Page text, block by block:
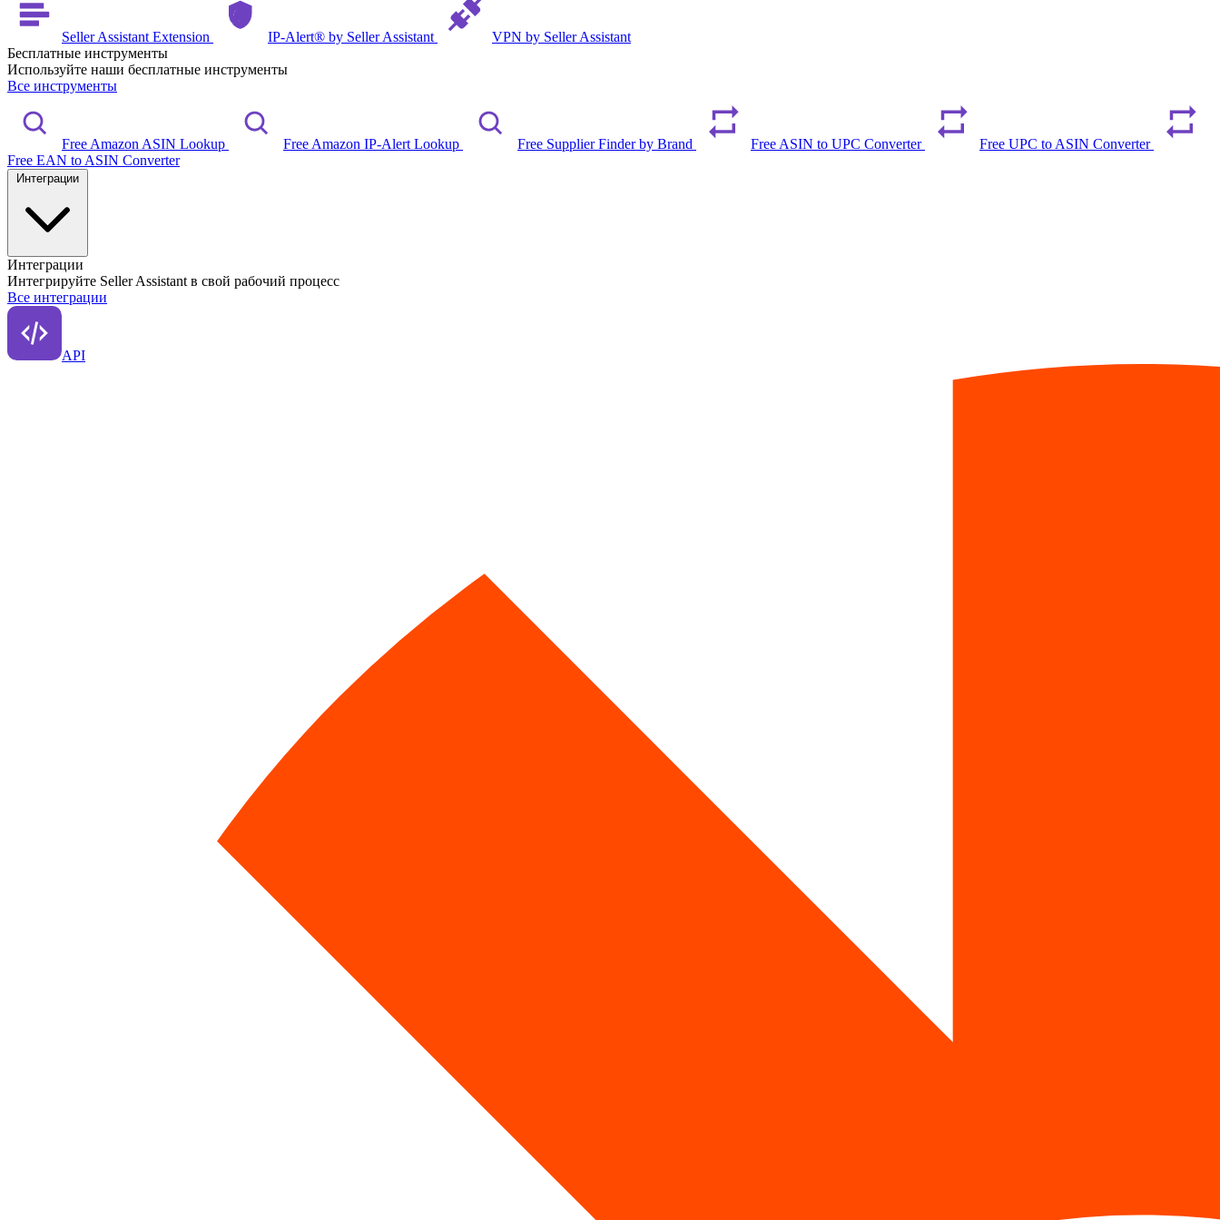
Seller Assistant Extension IP-Alert® by Seller Assistant
VPN by Seller Assistant
Бесплатные инструменты
Используйте наши бесплатные инструменты
Все инструменты
Free Amazon ASIN Lookup Free Amazon IP-Alert Lookup Free Supplier Finder by Brand Free ASIN to UPC Converter
Free UPC to ASIN Converter
Free EAN to ASIN Converter
Интеграции
Интегрируйте Seller Assistant в свой рабочий процесс
Все интеграции
API